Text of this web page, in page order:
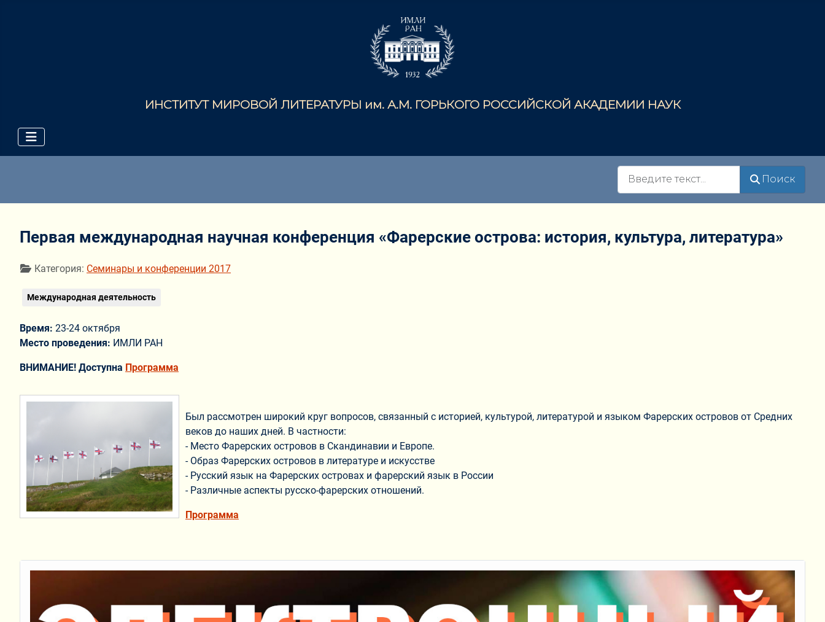
ИНСТИТУТ МИРОВОЙ ЛИТЕРАТУРЫ им. А.М. ГОРЬКОГО РОССИЙСКОЙ АКАДЕМИИ НАУК
Поиск
Первая международная научная конференция «Фарерские острова: история, культура, литература»
Информация о материале
Категория: Семинары и конференции 2017
Международная деятельность
Время: 23-24 октября
Место проведения: ИМЛИ РАН
ВНИМАНИЕ! Доступна Программа
Был рассмотрен широкий круг вопросов, связанный с историей, культурой, литературой и языком Фарерских островов от Средних
веков до наших дней. В частности:
- Место Фарерских островов в Скандинавии и Европе.
- Образ Фарерских островов в литературе и искусстве
- Русский язык на Фарерских островах и фарерский язык в России
- Различные аспекты русско-фарерских отношений.
Программа